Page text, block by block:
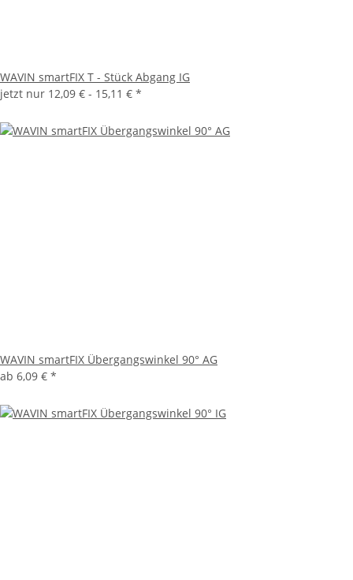
WAVIN smartFIX T - Stück Abgang IG
jetzt nur 12,09 € - 15,11 € *
WAVIN smartFIX Übergangswinkel 90° AG
ab 6,09 € *